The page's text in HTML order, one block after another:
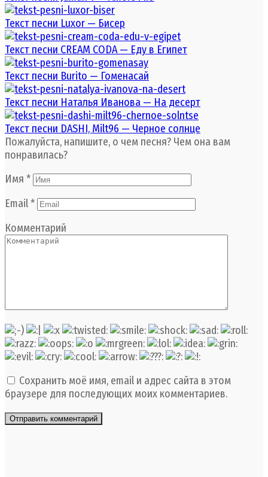
Текст песни Luxor — Бисер
Текст песни CREAM CODA — Еду в Египет
Текст песни Burito — Гоменасай
Текст песни Наталья Иванова — На десерт
Текст песни DASHI, Milt96 — Черное солнце
Пожалуйста, напишите, о чем песня? Чем она вам
понравилась?
Имя *
Email*
Комментарий
Сохранить моё имя, email и адрес сайта в этом
браузере для последующих моих комментариев.